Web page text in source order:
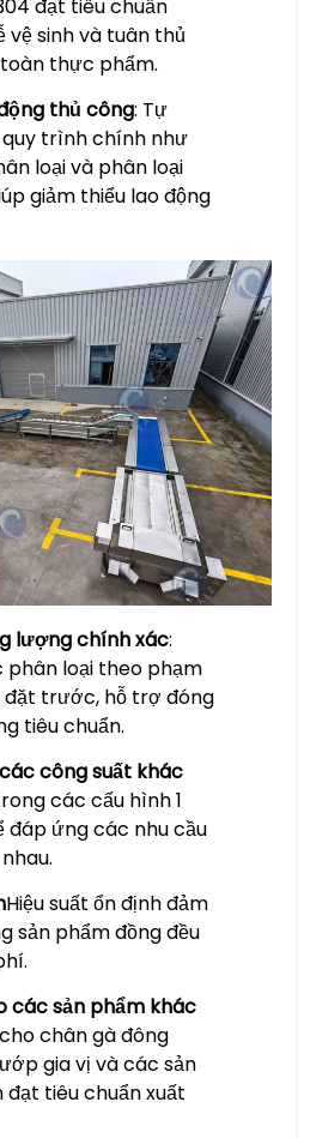
đạt tiêu chuẩn
vệ sinh và tuân thủ
thực phẩm.
thủ công: Tự
trình chính như
loại và phân loại
giảm thiểu lao động
lượng chính xác:
phân loại theo phạm
trước, hỗ trợ đóng
tiêu chuẩn.
công suất khác
các cấu hình 1
ứng các nhu cầu
Hiệu suất ổn định đảm
sản phẩm đồng đều
các sản phẩm khác
chân gà đông
gia vị và các sản
đạt tiêu chuẩn xuất